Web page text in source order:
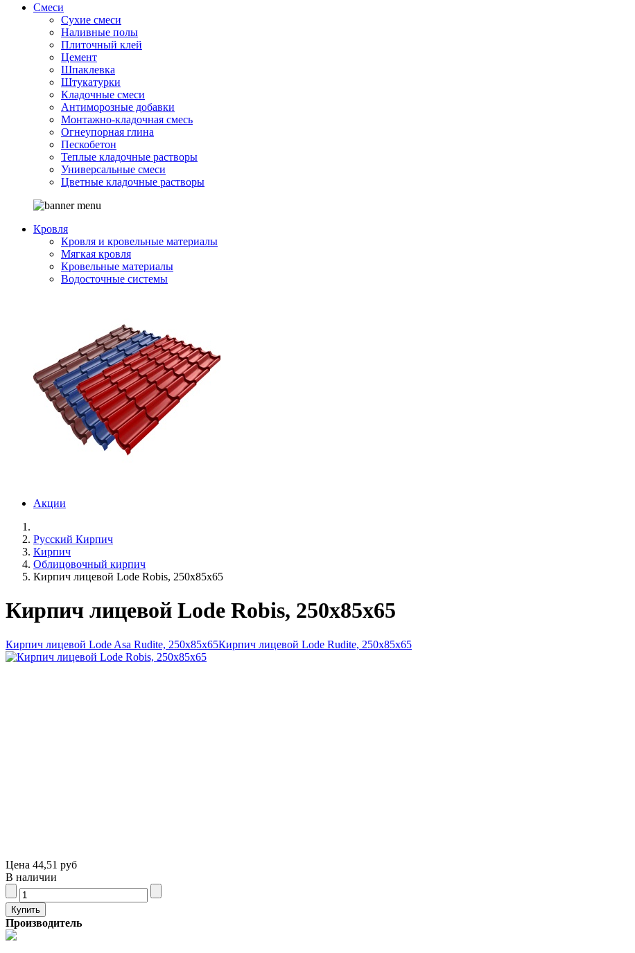
Смеси
Сухие смеси
Наливные полы
Плиточный клей
Цемент
Шпаклевка
Штукатурки
Кладочные смеси
Антиморозные добавки
Монтажно-кладочная смесь
Огнеупорная глина
Пескобетон
Теплые кладочные растворы
Универсальные смеси
Цветные кладочные растворы
Кровля
Кровля и кровельные материалы
Мягкая кровля
Кровельные материалы
Водосточные системы
Акции
Русский Кирпич
Кирпич
Облицовочный кирпич
Кирпич лицевой Lode Robis, 250x85x65
Кирпич лицевой Lode Robis, 250x85x65
Кирпич лицевой Lode Asa Rudite, 250x85x65Кирпич лицевой Lode Rudite, 250x85x65
Цена 44,51 руб
В наличии
Производитель